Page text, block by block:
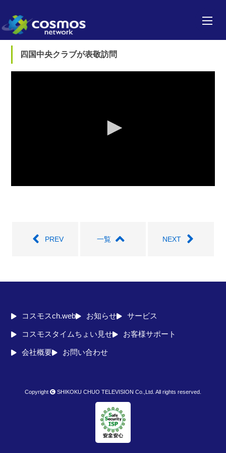
四国中央クラブが表敬訪問
PREV 一覧 NEXT
コスモスch.web お知らせ サービス
コスモスタイムちょい見せ お客様サポート
会社概要 お問い合わせ
Copyright SHIKOKU CHUO TELEVISION Co.,Ltd. All rights reserved.